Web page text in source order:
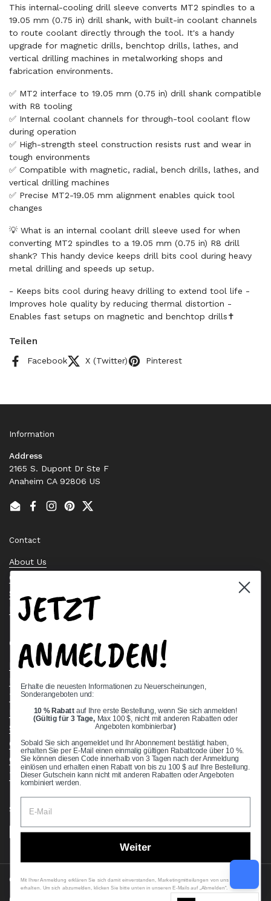
This internal-cooling drill sleeve converts MT2 spindles to a
19.05 mm (0.75 in) drill shank, with built-in coolant channels
to route coolant directly through the tool. It's a handy
upgrade for magnetic drills, benchtop drills, lathes, and
vertical drilling machines in metalworking shops and
fabrication environments.
✅ MT2 interface to 19.05 mm (0.75 in) drill shank compatible
with R8 tooling
✅ Internal coolant channels for through-tool coolant flow
during operation
✅ High-strength steel construction resists rust and wear in
tough environments
✅ Compatible with magnetic, radial, bench drills, lathes, and
vertical drilling machines
✅ Precise MT2-19.05 mm alignment enables quick tool
changes
💡 What is an internal coolant drill sleeve used for when
converting MT2 spindles to a 19.05 mm (0.75 in) R8 drill
shank? This handy device keeps drill bits cool during heavy
metal drilling and speeds up setup.
- Keeps bits cool during heavy drilling to extend tool life -
Improves hole quality by reducing thermal distortion -
Enables fast setups on magnetic and benchtop drills✝️
Teilen
Facebook X (Twitter) Pinterest
Information
Address
2165 S. Dupont Dr Ste F
Anaheim CA 92806 US
EmailFacebook
Instagram
PinterestTwitter
Contact
About Us
Contact Us
Stock Check
Request a Quote
Quick links
Bearing Knowledge Center
Terms & Conditions
Return & Refund Policy
Shipping Policy
Open Cookie Banner
Comprehensive Guide to Ball Bearings
Track your Order
Supported payment methods
Copyright © 2026VXB Bearings.
Country/region
(USD $)
JETZT
ANMELDEN!
Erhalte die neuesten Informationen zu Neuerscheinungen,
Sonderangeboten und:
10 % Rabatt auf Ihre erste Bestellung, wenn Sie sich anmelden!
(Gültig für 3 Tage, Max 100 $, nicht mit anderen Rabatten oder
Angeboten kombinierbar)
Sobald Sie sich angemeldet und Ihr Abonnement bestätigt haben,
erhalten Sie per E-Mail einen einmalig gültigen Rabattcode über 10 %.
Sie können diesen Code innerhalb von 3 Tagen nach der Anmeldung
einlösen und erhalten einen Rabatt von bis zu 100 $ auf Ihre Bestellung.
Dieser Gutschein kann nicht mit anderen Rabatten oder Angeboten
kombiniert werden.
Weiter
Mit Ihrer Anmeldung erklären Sie sich damit einverstanden, Marketingmitteilungen von uns zu
erhalten. Um sich abzumelden, klicken Sie bitte unten in unseren E-Mails auf „Abmelden“.